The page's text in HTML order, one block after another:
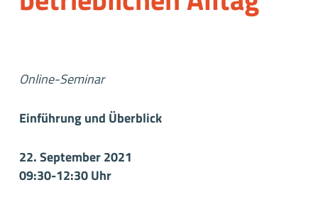
Online-Seminar
Einführung und Überblick
22. September 2021
09:30-12:30 Uhr